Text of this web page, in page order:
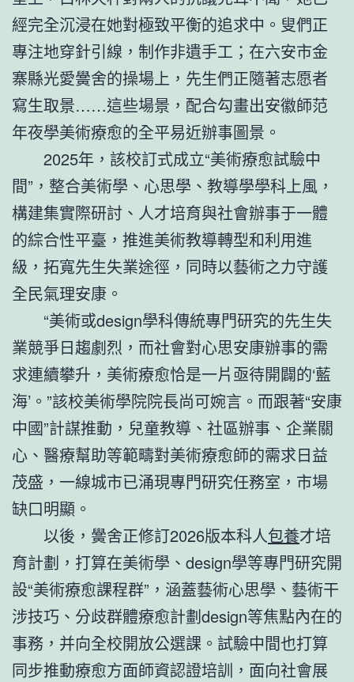
經完全沉浸在她對極致平衡的追求中。叟們正
專注地穿針引線，制作非遺手工；在六安市金
寨縣光愛黌舍的操場上，先生們正隨著志愿者
寫生取景……這些場景，配合勾畫出安徽師范
年夜學美術療愈的全平易近辦事圖景。
2025年，該校訂式成立“美術療愈試驗中
間”，整合美術學、心思學、教導學學科上風，
構建集實際研討、人才培育與社會辦事于一體
的綜合性平臺，推進美術教導轉型和利用進
級，拓寬先生失業途徑，同時以藝術之力守護
全民氣理安康。
“美術或design學科傳統專門研究的先生失
業競爭日趨劇烈，而社會對心思安康辦事的需
求連續攀升，美術療愈恰是一片亟待開闢的‘藍
海’。”該校美術學院院長尚可婉言。而跟著“安康
中國”計謀推動，兒童教導、社區辦事、企業關
心、醫療幫助等範疇對美術療愈師的需求日益
茂盛，一線城市已涌現專門研究任務室，市場
缺口明顯。
以後，黌舍正修訂2026版本科人包養才培
育計劃，打算在美術學、design學等專門研究開
設“美術療愈課程群”，涵蓋藝術心思學、藝術干
涉技巧、分歧群體療愈計劃design等焦點內在的
事務，并向全校開放公選課。試驗中間也打算
同步推動療愈方面師資認證培訓，面向社會展